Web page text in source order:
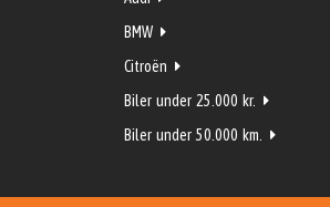
BMW
Citroën
Biler under 25.000 kr.
Biler under 50.000 km.